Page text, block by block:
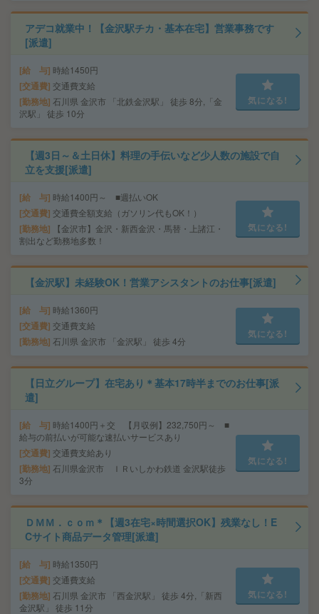
アデコ就業中！【金沢駅チカ・基本在宅】営業事務です
[派遣]
給 与 時給1450円
交通費 交通費支給
勤務地 石川県 金沢市 「北鉄金沢駅」 徒歩 8分,「金
沢駅」 徒歩 10分
気になる!
【週3日～＆土日休】料理の手伝いなど少人数の施設で自
立を支援[派遣]
給 与 時給1400円～ ■週払いOK
交通費 交通費全額支給（ガソリン代もOK！）
勤務地
【金沢市】金沢・新西金沢・馬替・上諸江・
割出など勤務地多数！
気になる!
【金沢駅】未経験OK！営業アシスタントのお仕事[派遣]
給 与 時給1360円
交通費 交通費支給
勤務地 石川県 金沢市 「金沢駅」 徒歩 4分
気になる!
【日立グループ】在宅あり＊基本17時半までのお仕事[派
遣]
給 与 時給1400円＋交 【月収例】232,750円～ ■
給与の前払いが可能な速払いサービスあり
交通費 交通費支給あり
勤務地 石川県金沢市 ＩＲいしかわ鉄道 金沢駅徒歩
3分
気になる!
ＤＭＭ．ｃｏｍ＊【週3在宅×時間選択OK】残業なし！E
Cサイト商品データ管理[派遣]
給 与 時給1350円
交通費 交通費支給
勤務地 石川県 金沢市 「西金沢駅」 徒歩 4分,「新西
金沢駅」 徒歩 11分
気になる!